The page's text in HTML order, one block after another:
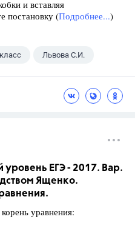
и вставляя
постановку (Подробнее...)
Львова С.И.
уровень ЕГЭ - 2017. Вар.
Ященко.
уравнения: